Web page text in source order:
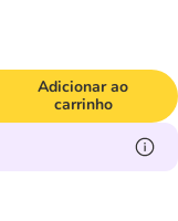
Adicionar ao
carrinho